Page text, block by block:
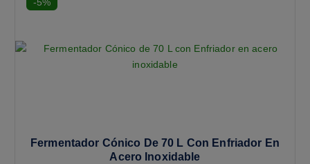
-5%
Fermentador Cónico De 70 L Con Enfriador En
Acero Inoxidable